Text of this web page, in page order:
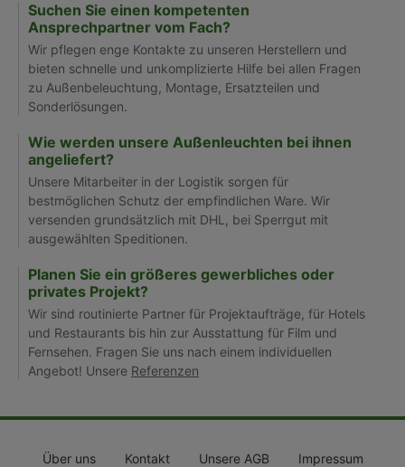
Suchen Sie einen kompetenten
Ansprechpartner vom Fach?
Wir pflegen enge Kontakte zu unseren Herstellern und
bieten schnelle und unkomplizierte Hilfe bei allen Fragen
zu Außenbeleuchtung, Montage, Ersatzteilen und
Sonderlösungen.
Wie werden unsere Außenleuchten bei ihnen
angeliefert?
Unsere Mitarbeiter in der Logistik sorgen für
bestmöglichen Schutz der empfindlichen Ware. Wir
versenden grundsätzlich mit DHL, bei Sperrgut mit
ausgewählten Speditionen.
Planen Sie ein größeres gewerbliches oder
privates Projekt?
Wir sind routinierte Partner für Projektaufträge, für Hotels
und Restaurants bis hin zur Ausstattung für Film und
Fernsehen. Fragen Sie uns nach einem individuellen
Angebot! Unsere Referenzen
Über uns Kontakt Unsere AGB Impressum